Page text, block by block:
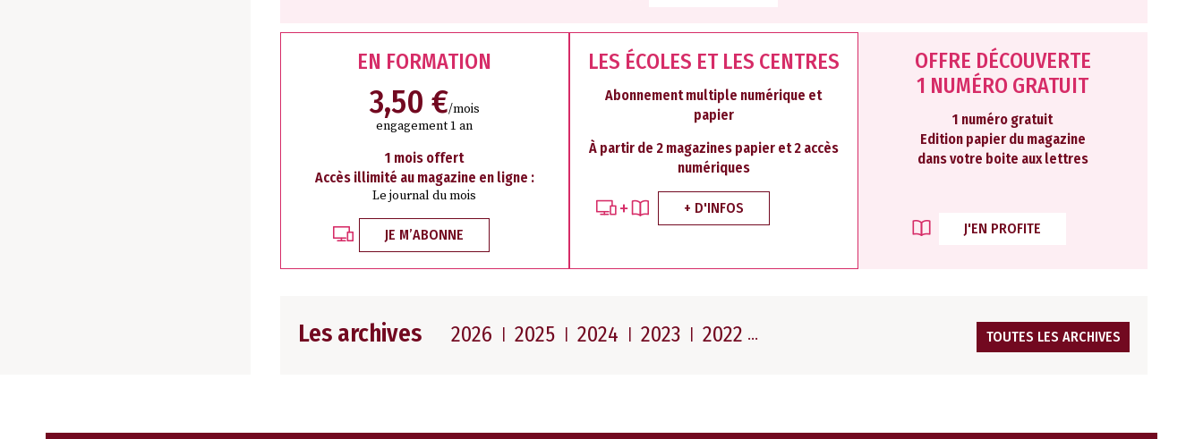
EN FORMATION
3,50 €/mois
engagement 1 an
1 mois offert
Accès illimité au magazine en ligne :
Le journal du mois
JE M’ABONNE
LES ÉCOLES ET LES CENTRES
Abonnement multiple numérique et
papier
À partir de 2 magazines papier et 2 accès
numériques
+ D'INFOS
OFFRE DÉCOUVERTE
1 NUMÉRO GRATUIT
1 numéro gratuit
Edition papier du magazine
dans votre boite aux lettres
J'EN PROFITE
Les archives 2026 2025 2024 2023 2022 TOUTES LES ARCHIVES